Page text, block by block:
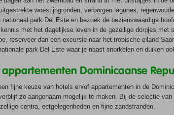
woestijngronden, verborgen lagunes,
nationaal park Del Este en bezoek de bezienswaardige
met het dagelijkse leven in de gezellige dorpjes
reserveer dan een excursie naar het tropische eiland
park Del Este waar je naast snorkelen en duiken
Dominicaanse
fijne keuze van hotels en/of appartementen in de
zo aangenaam mogelijk te maken. Bij de selectie
centra, eetgelegenheden en fijne zandstranden.